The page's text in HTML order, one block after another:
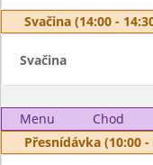
Svačina (14:00 -
Svačina
Menu Chod
Přesnídávka (10:00 -